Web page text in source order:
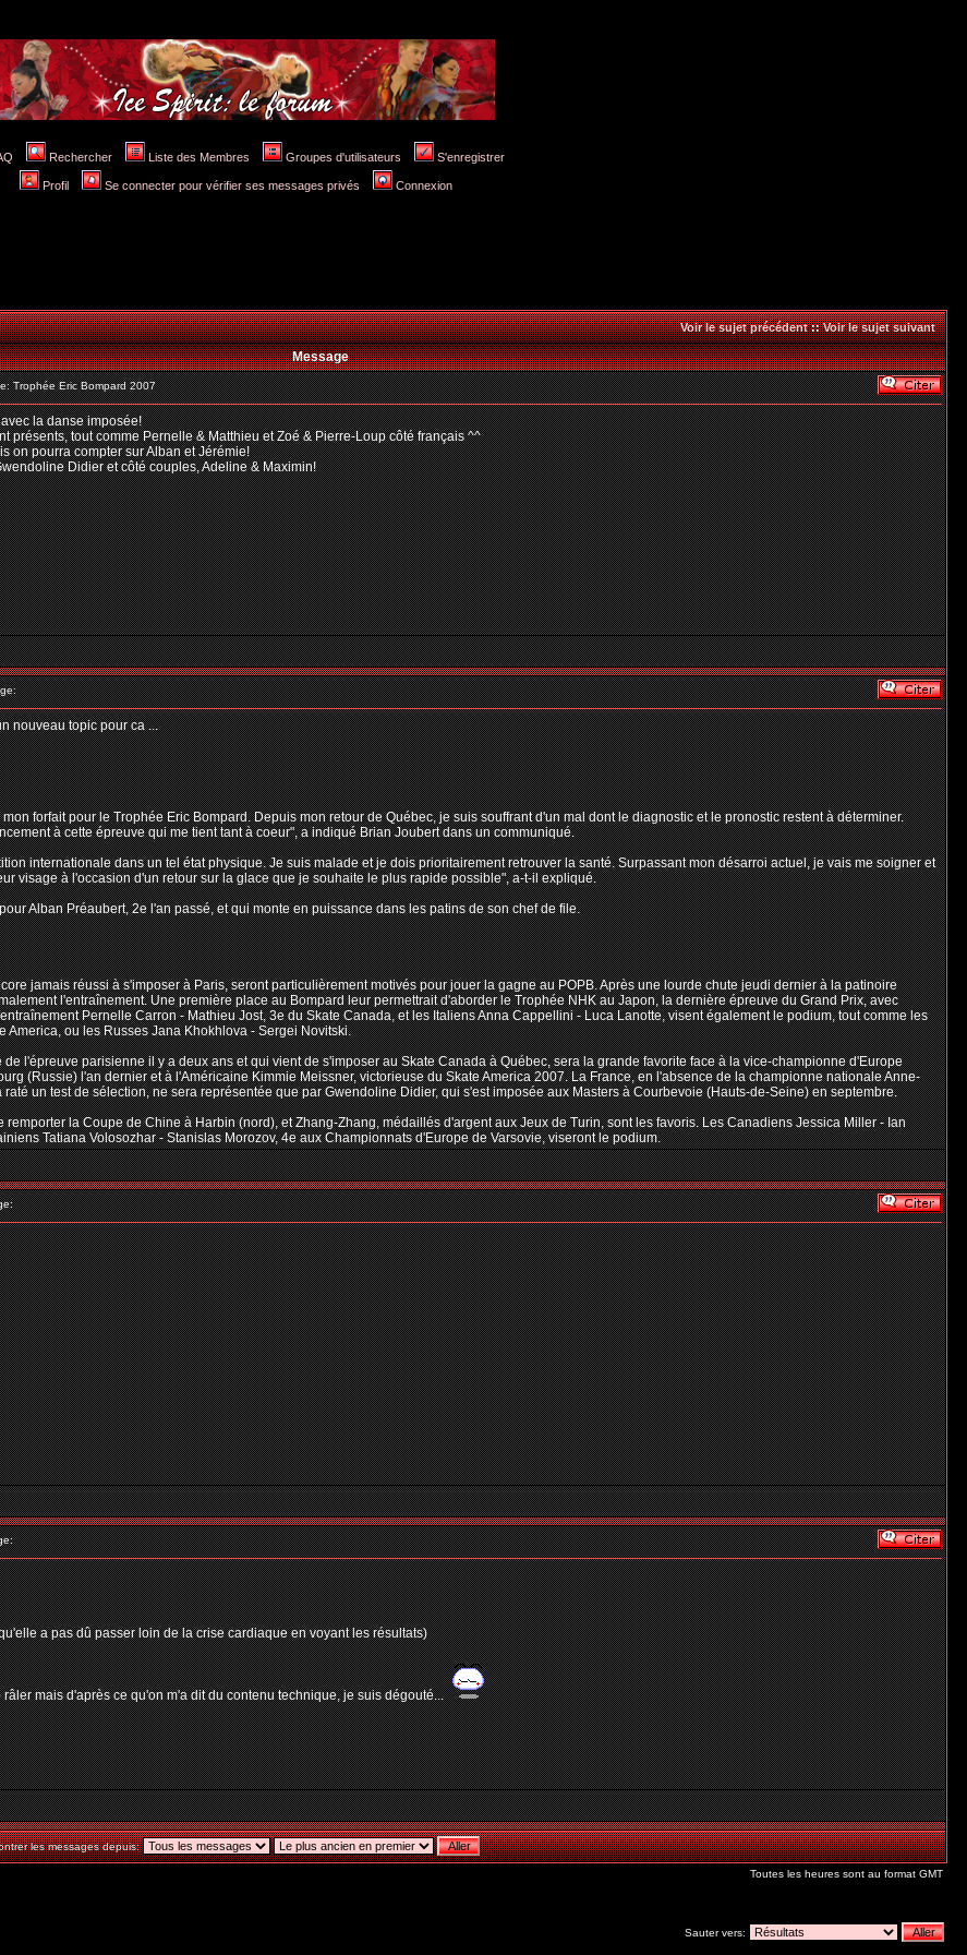
Rechercher Liste des Membres Groupes d'utilisateurs S'enregistrer
Profil Se connecter pour vérifier ses messages privés Connexion
Voir le sujet précédent::Voir le sujet suivant
Message
Trophée Eric Bompard 2007
la danse imposée!
présents, tout comme Pernelle & Matthieu et Zoé & Pierre-Loup côté français ^^
on pourra compter sur Alban et Jérémie!
Didier et côté couples, Adeline & Maximin!
nouveau topic pour ca ...
forfait pour le Trophée Eric Bompard. Depuis mon retour de Québec, je suis souffrant d'un mal dont le diagnostic et le pronostic restent à déterminer.
à cette épreuve qui me tient tant à coeur", a indiqué Brian Joubert dans un communiqué.
internationale dans un tel état physique. Je suis malade et je dois prioritairement retrouver la santé. Surpassant mon désarroi actuel, je vais me soigner et
visage à l'occasion d'un retour sur la glace que je souhaite le plus rapide possible", a-t-il expliqué.
Alban Préaubert, 2e l'an passé, et qui monte en puissance dans les patins de son chef de file.
jamais réussi à s'imposer à Paris, seront particulièrement motivés pour jouer la gagne au POPB. Après une lourde chute jeudi dernier à la patinoire
l'entraînement. Une première place au Bompard leur permettrait d'aborder le Trophée NHK au Japon, la dernière épreuve du Grand Prix, avec
Pernelle Carron - Mathieu Jost, 3e du Skate Canada, et les Italiens Anna Cappellini - Luca Lanotte, visent également le podium, tout comme les
America, ou les Russes Jana Khokhlova - Sergei Novitski.
l'épreuve parisienne il y a deux ans et qui vient de s'imposer au Skate Canada à Québec, sera la grande favorite face à la vice-championne d'Europe
(Russie) l'an dernier et à l'Américaine Kimmie Meissner, victorieuse du Skate America 2007. La France, en l'absence de la championne nationale Anne-
un test de sélection, ne sera représentée que par Gwendoline Didier, qui s'est imposée aux Masters à Courbevoie (Hauts-de-Seine) en septembre.
la Coupe de Chine à Harbin (nord), et Zhang-Zhang, médaillés d'argent aux Jeux de Turin, sont les favoris. Les Canadiens Jessica Miller - Ian
Tatiana Volosozhar - Stanislas Morozov, 4e aux Championnats d'Europe de Varsovie, viseront le podium.
a pas dû passer loin de la crise cardiaque en voyant les résultats)
mais d'après ce qu'on m'a dit du contenu technique, je suis dégouté...
les messages depuis:
Toutes les heures sont au format GMT
Sauter vers: